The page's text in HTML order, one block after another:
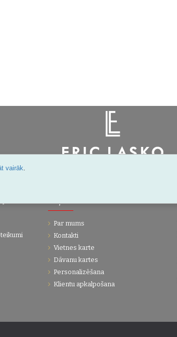
Par mums
Kontakti
Vietnes karte
Dāvanu kartes
Personalizēšana
Klientu apkalpošana
vairāk